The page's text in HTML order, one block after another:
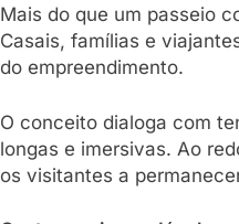
Mais do que um passeio
Casais, famílias e
do empreendimento.
O conceito dialoga com
longas e imersivas. Ao
os visitantes a